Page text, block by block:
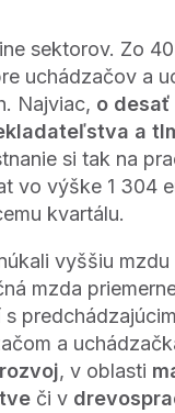
sektorov. Zo
uchádzačov a
Najviac, o
a
si tak na
vo výške 1 304
kvartálu.
vyššiu mzdu
mzda
predchádzajúcim
a
, v oblasti
či v